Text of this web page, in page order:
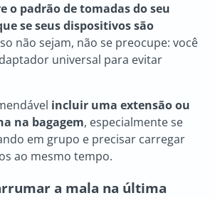
o padrão de tomadas do seu
se seus dispositivos são
não sejam, não se preocupe: você
universal para evitar
incluir uma extensão ou
na bagagem, especialmente se
em grupo e precisar carregar
ao mesmo tempo.
a mala na última